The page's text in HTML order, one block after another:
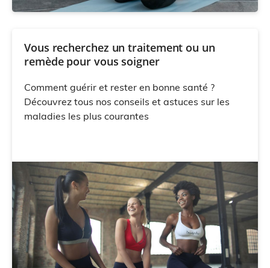
Vous recherchez un traitement ou un
remède pour vous soigner
Comment guérir et rester en bonne santé ?
Découvrez tous nos conseils et astuces sur les
maladies les plus courantes